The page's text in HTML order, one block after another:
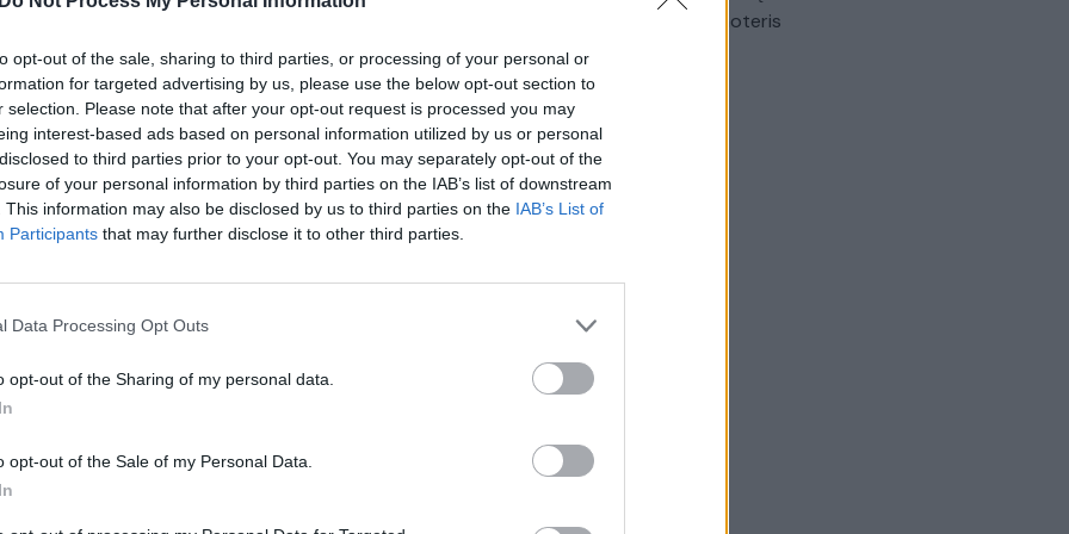
opt-out of the sale, sharing to third parties, or processing of your personal or
for targeted advertising by us, please use the below opt-out section to
selection. Please note that after your opt-out request is processed you may
interest-based ads based on personal information utilized by us or personal
to third parties prior to your opt-out. You may separately opt-out of the
of your personal information by third parties on the IAB’s list of downstream
This information may also be disclosed by us to third parties on the IAB’s List of
Participants that may further disclose it to other third parties.
Data Processing Opt Outs
opt-out of the Sharing of my personal data.
opt-out of the Sale of my Personal Data.
visų Europos valstybių.
gyventojai evakuacija Europa
diskusija: Rusija – Europos šeimos narė?
automobilis sužalojo dvi moteris
Žinios | Lietuvos diena